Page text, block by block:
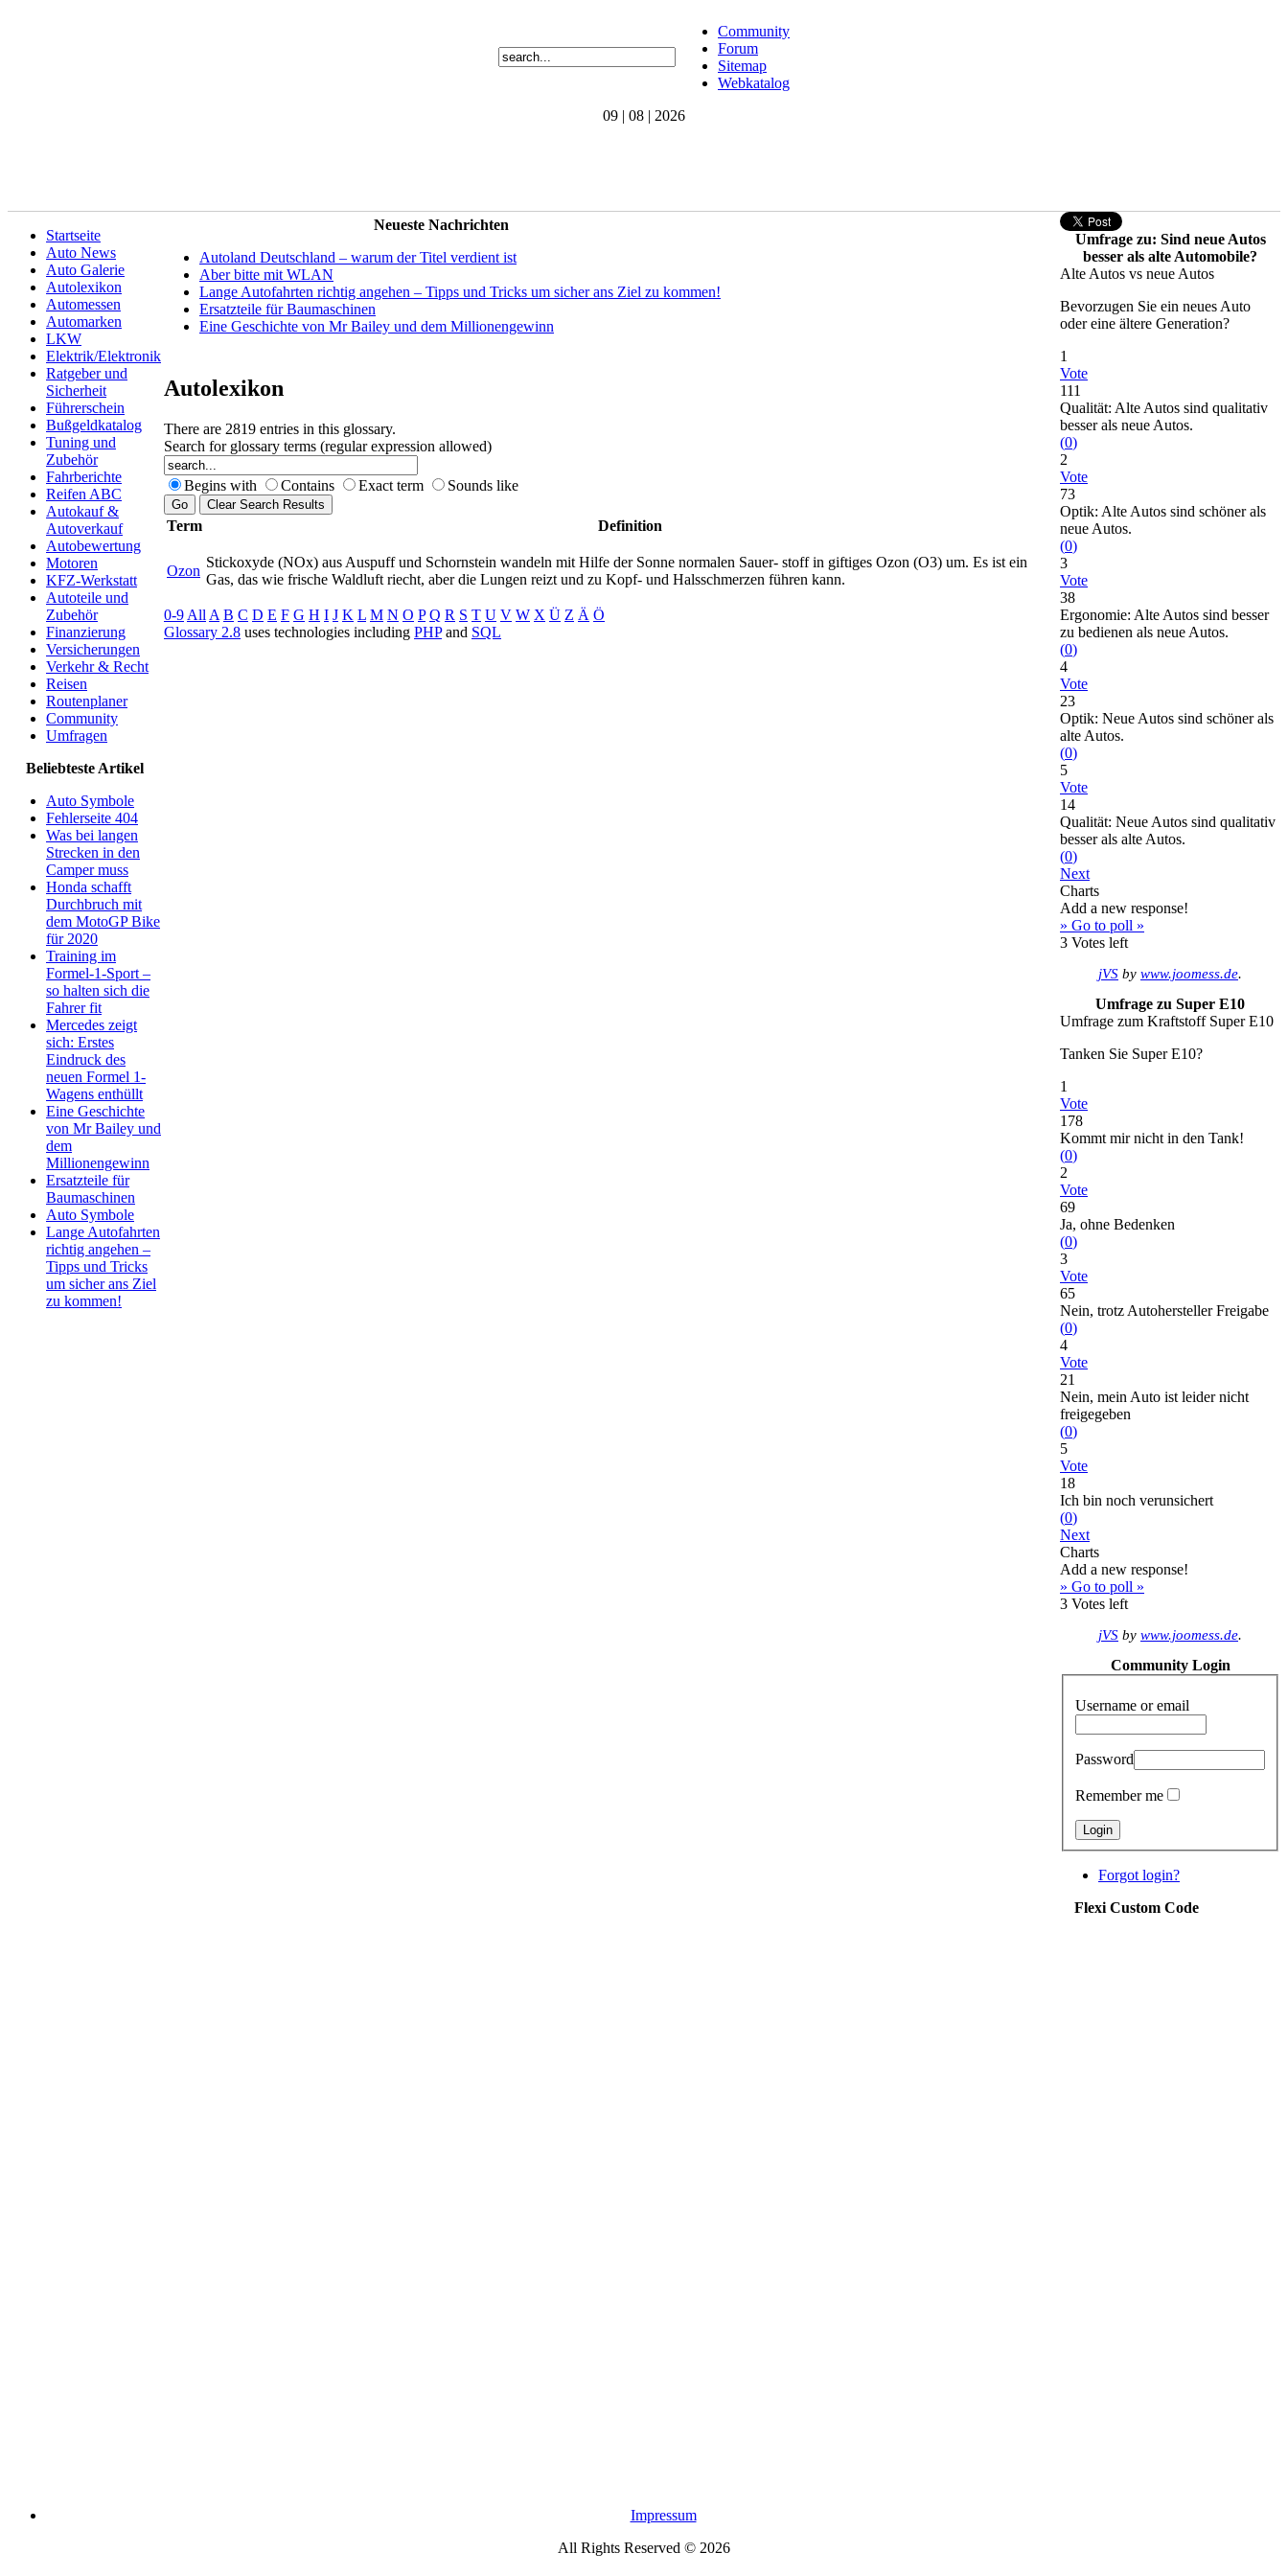
Community
Forum
Sitemap
Webkatalog
09 | 08 | 2026
Startseite
Auto News
Auto Galerie
Autolexikon
Automessen
Automarken
LKW
Elektrik/Elektronik
Ratgeber und
Sicherheit
Führerschein
Bußgeldkatalog
Tuning und
Zubehör
Fahrberichte
Reifen ABC
Autokauf &
Autoverkauf
Autobewertung
Motoren
KFZ-Werkstatt
Autoteile und
Zubehör
Finanzierung
Versicherungen
Verkehr & Recht
Reisen
Routenplaner
Community
Umfragen
Beliebteste Artikel
Auto Symbole
Fehlerseite 404
Was bei langen
Strecken in den
Camper muss
Honda schafft
Durchbruch mit
dem MotoGP Bike
für 2020
Training im
Formel-1-Sport –
so halten sich die
Fahrer fit
Mercedes zeigt
sich: Erstes
Eindruck des
neuen Formel 1-
Wagens enthüllt
Eine Geschichte
von Mr Bailey und
dem
Millionengewinn
Ersatzteile für
Baumaschinen
Auto Symbole
Lange Autofahrten
richtig angehen –
Tipps und Tricks
um sicher ans Ziel
zu kommen!
Neueste Nachrichten
Autoland Deutschland – warum der Titel verdient ist
Aber bitte mit WLAN
Lange Autofahrten richtig angehen – Tipps und Tricks um sicher ans Ziel zu kommen!
Ersatzteile für Baumaschinen
Eine Geschichte von Mr Bailey und dem Millionengewinn
Autolexikon
There are 2819 entries in this glossary.
Search for glossary terms (regular expression allowed)
Begins with Contains Exact term Sounds like
Term Definition
Ozon
Stickoxyde (NOx) aus Auspuff und Schornstein wandeln mit Hilfe der Sonne normalen Sauer- stoff in giftiges Ozon (O3) um. Es ist ein
Gas, das wie frische Waldluft riecht, aber die Lungen reizt und zu Kopf- und Halsschmerzen führen kann.
0-9 All A B C D E F G H I J K L M N O P Q R S T U V W X Ü Z Ä Ö
Glossary 2.8 uses technologies including PHPand SQL
Umfrage zu: Sind neue Autos
besser als alte Automobile?
Alte Autos vs neue Autos
Bevorzugen Sie ein neues Auto
oder eine ältere Generation?
1
Vote
111
Qualität: Alte Autos sind qualitativ
besser als neue Autos.
(0)
2
Vote
73
Optik: Alte Autos sind schöner als
neue Autos.
(0)
3
Vote
38
Ergonomie: Alte Autos sind besser
zu bedienen als neue Autos.
(0)
4
Vote
23
Optik: Neue Autos sind schöner als
alte Autos.
(0)
5
Vote
14
Qualität: Neue Autos sind qualitativ
besser als alte Autos.
(0)
Next
Charts
Add a new response!
» Go to poll »
3 Votes left
jVS by www.joomess.de.
Umfrage zu Super E10
Umfrage zum Kraftstoff Super E10
Tanken Sie Super E10?
1
Vote
178
Kommt mir nicht in den Tank!
(0)
2
Vote
69
Ja, ohne Bedenken
(0)
3
Vote
65
Nein, trotz Autohersteller Freigabe
(0)
4
Vote
21
Nein, mein Auto ist leider nicht
freigegeben
(0)
5
Vote
18
Ich bin noch verunsichert
(0)
Next
Charts
Add a new response!
» Go to poll »
3 Votes left
jVS by www.joomess.de.
Community Login
Username or email
Password
Remember me
Forgot login?
Flexi Custom Code
Impressum
All Rights Reserved © 2026